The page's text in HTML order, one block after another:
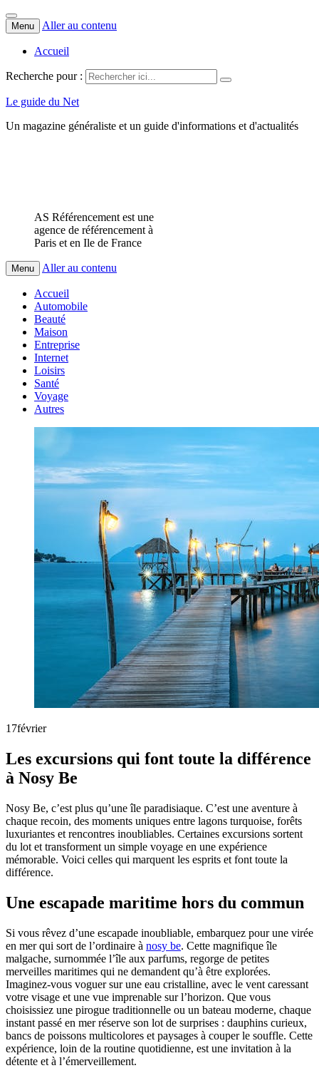
Menu Aller au contenu
Accueil
Recherche pour :
Le guide du Net
Un magazine généraliste et un guide d'informations et d'actualités
AS Référencement est une
agence de référencement à
Paris et en Ile de France
Menu Aller au contenu
Accueil
Automobile
Beauté
Maison
Entreprise
Internet
Loisirs
Santé
Voyage
Autres
17février
Les excursions qui font toute la différence
à Nosy Be
Nosy Be, c’est plus qu’une île paradisiaque. C’est une aventure à
chaque recoin, des moments uniques entre lagons turquoise, forêts
luxuriantes et rencontres inoubliables. Certaines excursions sortent
du lot et transforment un simple voyage en une expérience
mémorable. Voici celles qui marquent les esprits et font toute la
différence.
Une escapade maritime hors du commun
Si vous rêvez d’une escapade inoubliable, embarquez pour une virée
en mer qui sort de l’ordinaire à nosy be. Cette magnifique île
malgache, surnommée l’île aux parfums, regorge de petites
merveilles maritimes qui ne demandent qu’à être explorées.
Imaginez-vous voguer sur une eau cristalline, avec le vent caressant
votre visage et une vue imprenable sur l’horizon. Que vous
choisissiez une pirogue traditionnelle ou un bateau moderne, chaque
instant passé en mer réserve son lot de surprises : dauphins curieux,
bancs de poissons multicolores et paysages à couper le souffle. Cette
expérience, loin de la routine quotidienne, est une invitation à la
détente et à l’émerveillement.